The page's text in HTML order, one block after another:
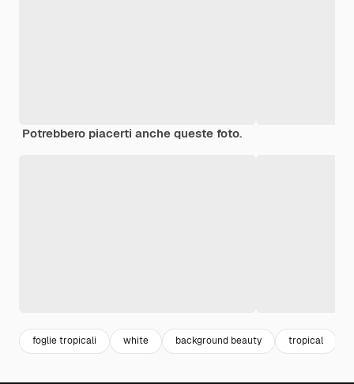
Potrebbero piacerti anche queste foto.
foglie tropicali white background beauty tropical